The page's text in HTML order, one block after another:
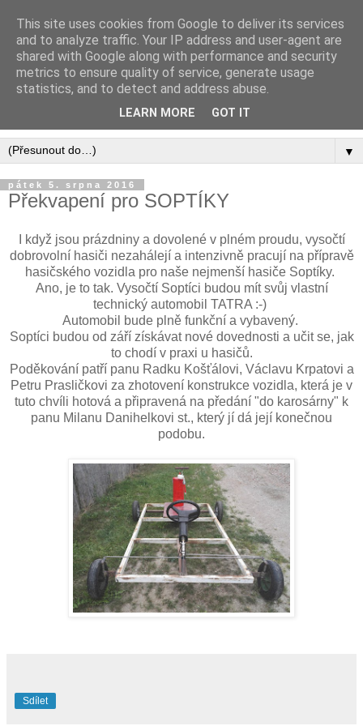
Sbor dobrovolných hasičů
Vysoká nad Labem
... jsme tu, abychom pomáhali ...
▼
pátek 5. srpna 2016
Překvapení pro SOPTÍKY
I když jsou prázdniny a dovolené v plném proudu, vysočtí
dobrovolní hasiči nezahálejí a intenzivně pracují na přípravě
hasičského vozidla pro naše nejmenší hasiče Soptíky.
Ano, je to tak. Vysočtí Soptíci budou mít svůj vlastní
technický automobil TATRA :-)
Automobil bude plně funkční a vybavený.
Soptíci budou od září získávat nové dovednosti a učit se, jak
to chodí v praxi u hasičů.
Poděkování patří panu Radku Košťálovi, Václavu Krpatovi a
Petru Prasličkovi za zhotovení konstrukce vozidla, která je v
tuto chvíli hotová a připravená na předání "do karosárny" k
panu Milanu Danihelkovi st., který jí dá její konečnou
podobu.
Sdílet
This site uses cookies from Google to deliver its services
and to analyze traffic. Your IP address and user-agent are
shared with Google along with performance and security
metrics to ensure quality of service, generate usage
statistics, and to detect and address abuse.
LEARN MORE GOT IT